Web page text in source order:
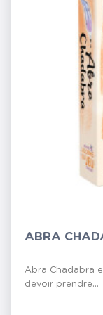
ABRA
Abra Chadabra
devoir prendre...